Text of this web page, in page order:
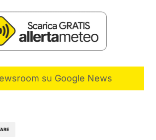
su Google News